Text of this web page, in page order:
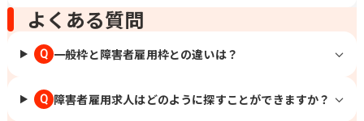
よくある質問
Q 一般枠と障害者雇用枠との違いは？
Q 障害者雇用求人はどのように探すことができますか？